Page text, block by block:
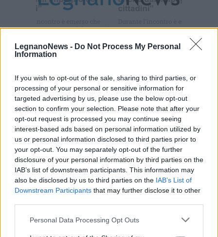
LegnanoNews - Do Not Process My Personal
Information
If you wish to opt-out of the sale, sharing to third parties, or
processing of your personal or sensitive information for
targeted advertising by us, please use the below opt-out
section to confirm your selection. Please note that after your
opt-out request is processed you may continue seeing
interest-based ads based on personal information utilized by
us or personal information disclosed to third parties prior to
your opt-out. You may separately opt-out of the further
disclosure of your personal information by third parties on the
IAB’s list of downstream participants. This information may
also be disclosed by us to third parties on the IAB’s List of
Downstream Participants that may further disclose it to other
Personal Data Processing Opt Outs
Iscriviti alla
newsletter
Commenti
Accedioregistrati per commentare questo
articolo.
L'email è richiesta ma non verrà mostrata ai visitatori. Il contenuto di questo
commento esprime il pensiero dell'autore e non rappresenta la linea editoriale
di VareseNews.it, che rimane autonoma e indipendente. I messaggi inclusi nei
commenti non sono testi giornalistici, ma post inviati dai singoli lettori che
possono essere automaticamente pubblicati senza filtro preventivo. I commenti
che includano uno o più link a siti esterni verranno rimossi in automatico dal
sistema.